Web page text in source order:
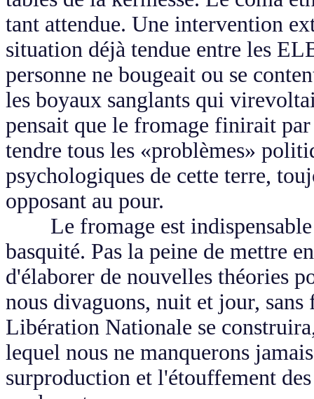
tant attendue. Une intervention
situation déjà tendue entre les
personne ne bougeait ou se
les boyaux sanglants qui
pensait que le fromage finirait
tendre tous les «problèmes»
psychologiques de cette terre,
opposant au pour.
Le fromage est indispensable
basquité. Pas la peine de mettre
d'élaborer de nouvelles théories
nous divaguons, nuit et jour,
Libération Nationale se
lequel nous ne manquerons
surproduction et l'étouffement